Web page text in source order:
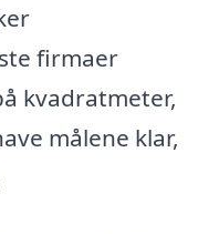
firmaer
kvadratmeter,
målene klar,